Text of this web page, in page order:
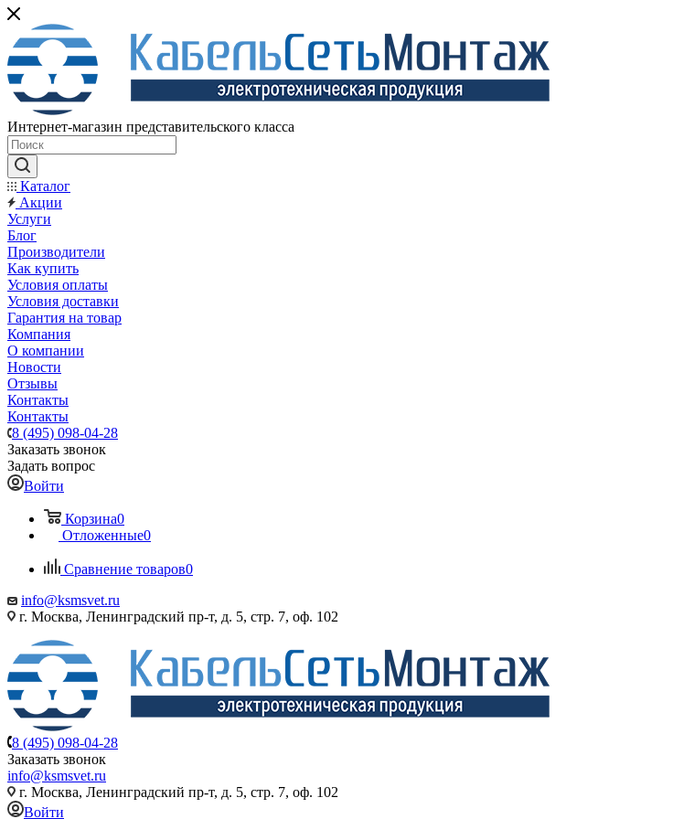
Интернет-магазин представительского класса
Каталог
Акции
Услуги
Блог
Производители
Как купить
Условия оплаты
Условия доставки
Гарантия на товар
Компания
О компании
Новости
Отзывы
Контакты
Контакты
8 (495) 098-04-28
Заказать звонок
Задать вопрос
Войти
Корзина0
Отложенные0
Сравнение товаров0
info@ksmsvet.ru
г. Москва, Ленинградский пр-т, д. 5, стр. 7, оф. 102
8 (495) 098-04-28
Заказать звонок
info@ksmsvet.ru
г. Москва, Ленинградский пр-т, д. 5, стр. 7, оф. 102
Войти